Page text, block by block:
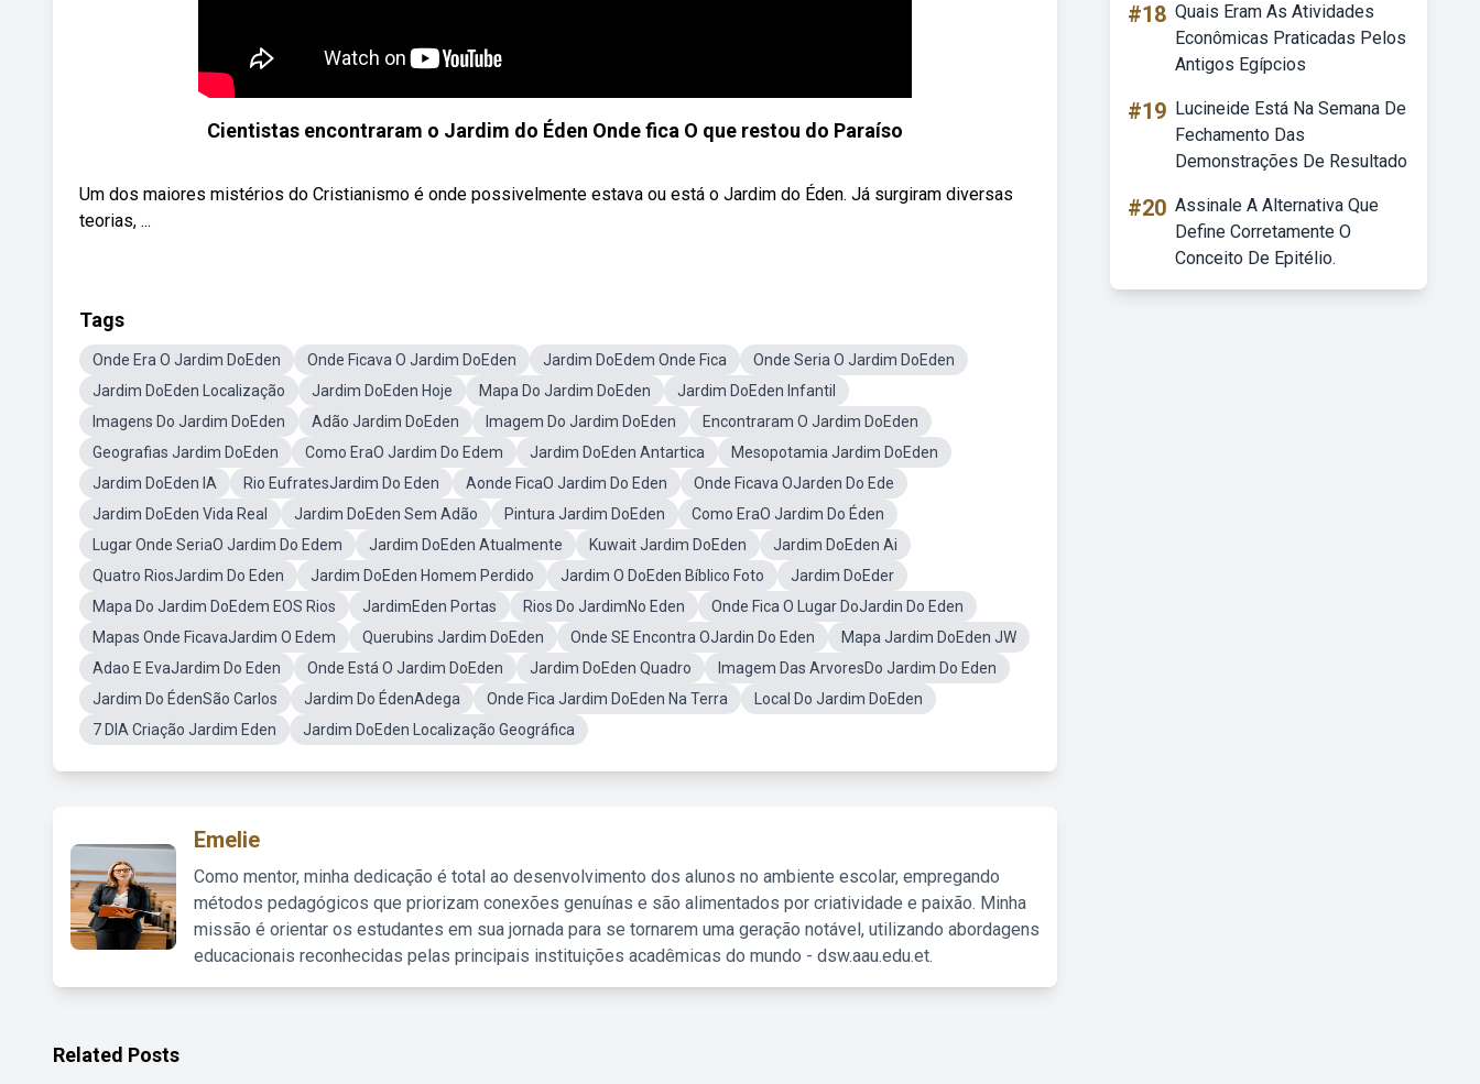
Cientistas encontraram o Jardim do Éden Onde fica O que restou do Paraíso
Um dos maiores mistérios do Cristianismo é onde possivelmente estava ou está o Jardim do Éden. Já surgiram diversas
teorias, ...
Tags
Onde Era O Jardim DoEden Onde Ficava O Jardim DoEden Jardim DoEdem Onde Fica
Onde Seria O Jardim DoEden
Jardim DoEden Localização
Jardim DoEden Hoje Mapa Do Jardim DoEden
Jardim DoEden Infantil
Imagens Do Jardim DoEden
Adão Jardim DoEden Imagem Do Jardim DoEden
Encontraram O Jardim DoEden
Geografias Jardim DoEden
Como EraO Jardim Do Edem Jardim DoEden Antartica
Mesopotamia Jardim DoEden
Jardim DoEden IA
Rio EufratesJardim Do Eden Aonde FicaO Jardim Do Eden
Onde Ficava OJarden Do Ede
Jardim DoEden Vida Real
Jardim DoEden Sem Adão Pintura Jardim DoEden
Como EraO Jardim Do Éden
Lugar Onde SeriaO Jardim Do Edem
Jardim DoEden Atualmente Kuwait Jardim DoEden
Jardim DoEden Ai
Quatro RiosJardim Do Eden
Jardim DoEden Homem Perdido Jardim O DoEden Bíblico Foto
Jardim DoEder
Mapa Do Jardim DoEdem EOS Rios
JardimEden Portas Rios Do JardimNo Eden
Onde Fica O Lugar DoJardin Do Eden
Mapas Onde FicavaJardim O Edem
Querubins Jardim DoEden Onde SE Encontra OJardin Do Eden
Mapa Jardim DoEden JW
Adao E EvaJardim Do Eden
Onde Está O Jardim DoEden Jardim DoEden Quadro
Imagem Das ArvoresDo Jardim Do Eden
Jardim Do ÉdenSão Carlos
Jardim Do ÉdenAdega Onde Fica Jardim DoEden Na Terra
Local Do Jardim DoEden
7 DIA Criação Jardim Eden
Jardim DoEden Localização Geográfica
Emelie
Como mentor, minha dedicação é total ao desenvolvimento dos alunos no ambiente escolar, empregando
métodos pedagógicos que priorizam conexões genuínas e são alimentados por criatividade e paixão. Minha
missão é orientar os estudantes em sua jornada para se tornarem uma geração notável, utilizando abordagens
educacionais reconhecidas pelas principais instituições acadêmicas do mundo - dsw.aau.edu.et.
#18 Quais Eram As Atividades
Econômicas Praticadas Pelos
Antigos Egípcios
#19 Lucineide Está Na Semana De
Fechamento Das
Demonstrações De Resultado
#20 Assinale A Alternativa Que
Define Corretamente O
Conceito De Epitélio.
Related Posts